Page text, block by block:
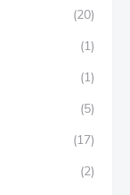
(20)
(1)
(1)
(5)
(17)
(2)